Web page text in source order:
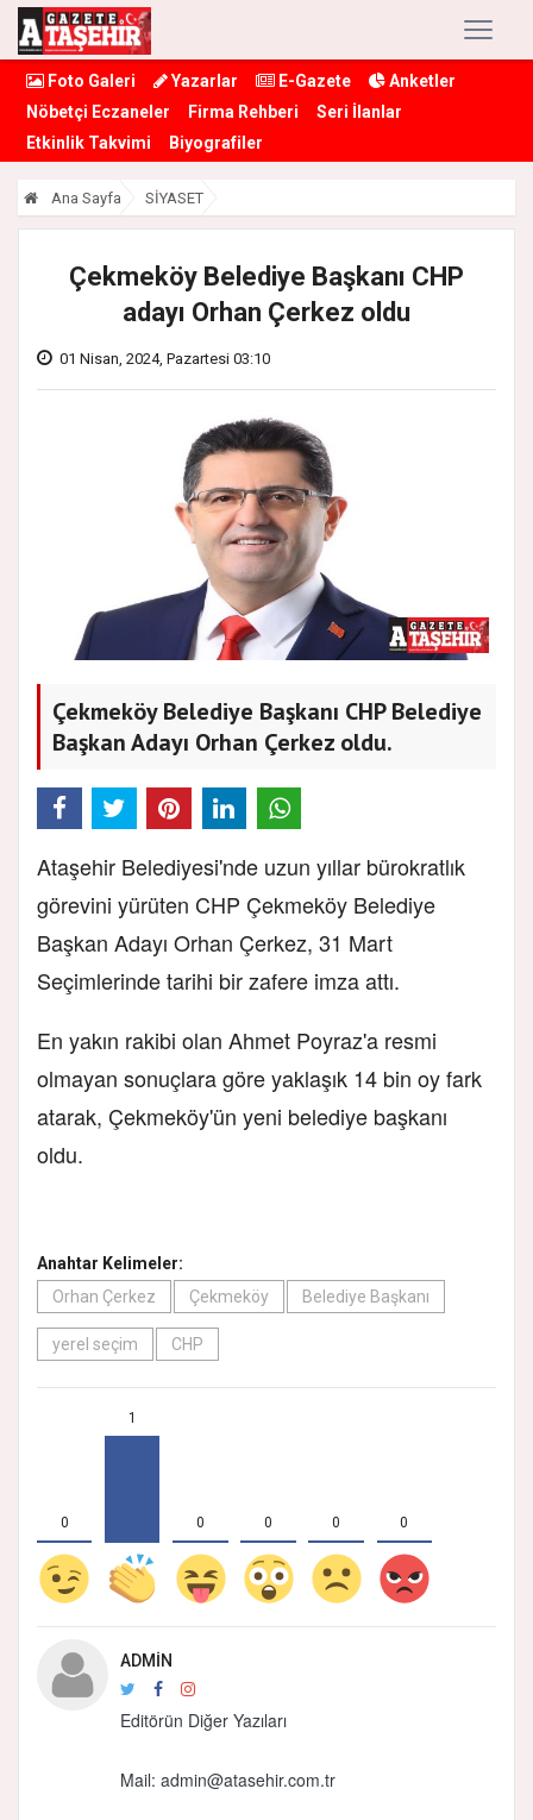
Foto Galeri Yazarlar E-Gazete
Anketler
Nöbetçi Eczaneler
Firma Rehberi
Seri İlanlar
Etkinlik Takvimi
Biyografiler
Ana Sayfa SİYASET
Çekmeköy Belediye Başkanı CHP
adayı Orhan Çerkez oldu
01 Nisan, 2024, Pazartesi 03:10
Çekmeköy Belediye Başkanı CHP Belediye
Başkan Adayı Orhan Çerkez oldu.
Ataşehir Belediyesi'nde uzun yıllar bürokratlık
görevini yürüten CHP Çekmeköy Belediye
Başkan Adayı Orhan Çerkez, 31 Mart
Seçimlerinde tarihi bir zafere imza attı.
En yakın rakibi olan Ahmet Poyraz'a resmi
olmayan sonuçlara göre yaklaşık 14 bin oy fark
atarak, Çekmeköy'ün yeni belediye başkanı
oldu.
Anahtar Kelimeler:
Orhan Çerkez
Çekmeköy Belediye Başkanı
yerel seçim CHP
0
1
0 0 0 0
ADMIN
Editörün Diğer Yazıları
Mail: admin@atasehir.com.tr